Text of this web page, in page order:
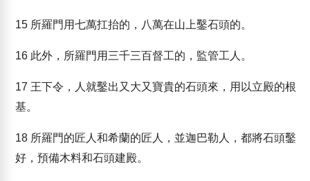
15 所羅門用七萬扛抬的，八萬在山上鑿石頭的。
16 此外，所羅門用三千三百督工的，監管工人。
17 王下令，人就鑿出又大又寶貴的石頭來，用以立殿的根
基。
18 所羅門的匠人和希蘭的匠人，並迦巴勒人，都將石頭鑿
好，預備木料和石頭建殿。